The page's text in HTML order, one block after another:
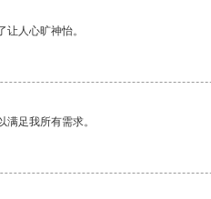
人心旷神怡。
足我所有需求。